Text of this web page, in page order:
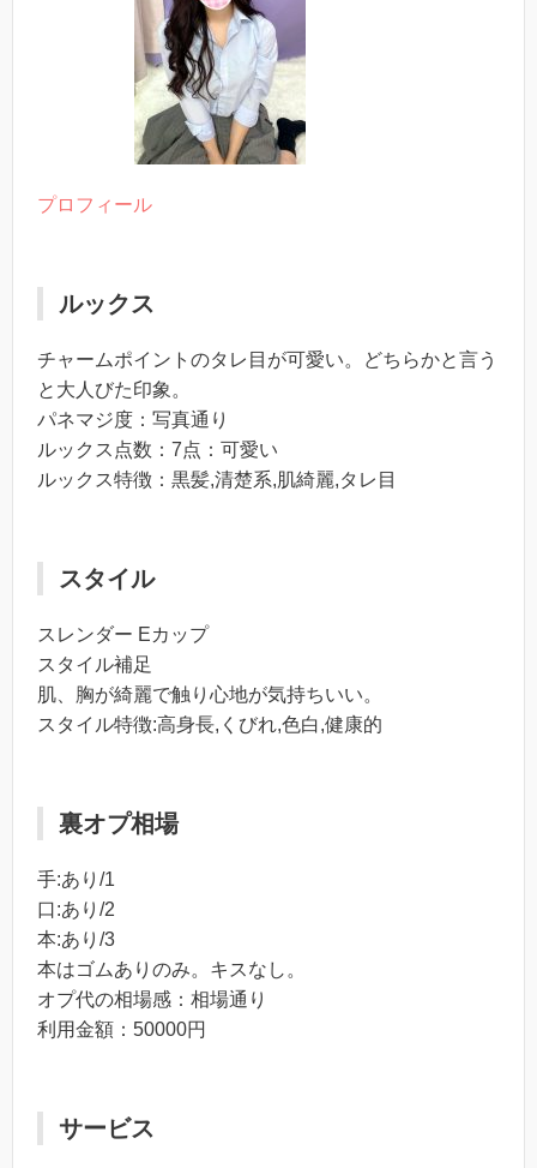
プロフィール
ルックス
チャームポイントのタレ目が可愛い。どちらかと言う
と大人びた印象。
パネマジ度：写真通り
ルックス点数：7点：可愛い
ルックス特徴：黒髪,清楚系,肌綺麗,タレ目
スタイル
スレンダー Eカップ
スタイル補足
肌、胸が綺麗で触り心地が気持ちいい。
スタイル特徴:高身長,くびれ,色白,健康的
裏オプ相場
手:あり/1
口:あり/2
本:あり/3
本はゴムありのみ。キスなし。
オプ代の相場感：相場通り
利用金額：50000円
サービス